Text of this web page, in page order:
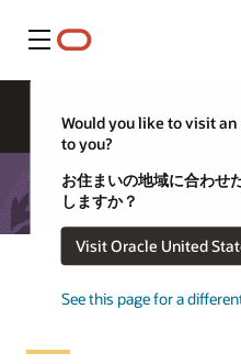
メニュー
Would you like to visit
to you?
お住まいの地域に合わせ
しますか？
Visit Oracle United
See this page for a
リード管理と